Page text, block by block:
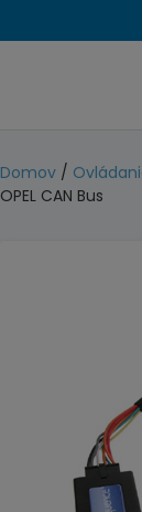
Domov /
OPEL CAN Bus